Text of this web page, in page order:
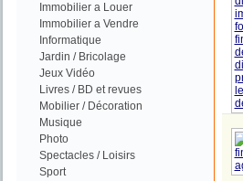
Immobilier a Louer
Immobilier a Vendre
Informatique
Jardin / Bricolage
Jeux Vidéo
Livres / BD et revues
Mobilier / Décoration
Musique
Photo
Spectacles / Loisirs
Sport